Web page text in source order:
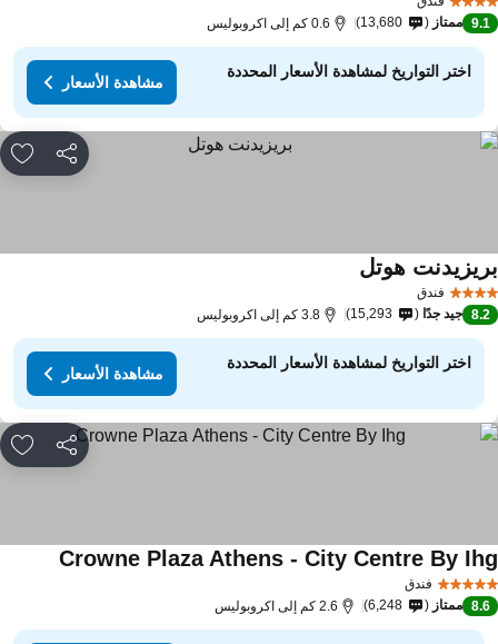
9.1
ممتاز 13,680 0.6 كم إلى اكروبوليس
اختر التواريخ لمشاهدة الأسعار المحددة
مشاهدة الأسعار
مشاركة
فندق
هوتلمشاهدة الأسعار
8.2 جيد جدًا 15,293 3.8 كم إلى اكروبوليس
اختر التواريخ لمشاهدة الأسعار المحددة
مشاهدة الأسعار
مشاركة
فندق
Crowne Plaza Athens - City Centre Byمشاهدة
8.6 ممتاز 6,248 2.6 كم إلى اكروبوليس